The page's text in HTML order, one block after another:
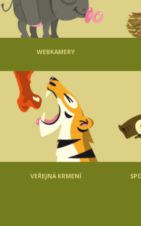
WEBKAMERY
VEŘEJNÁ KRMENÍ